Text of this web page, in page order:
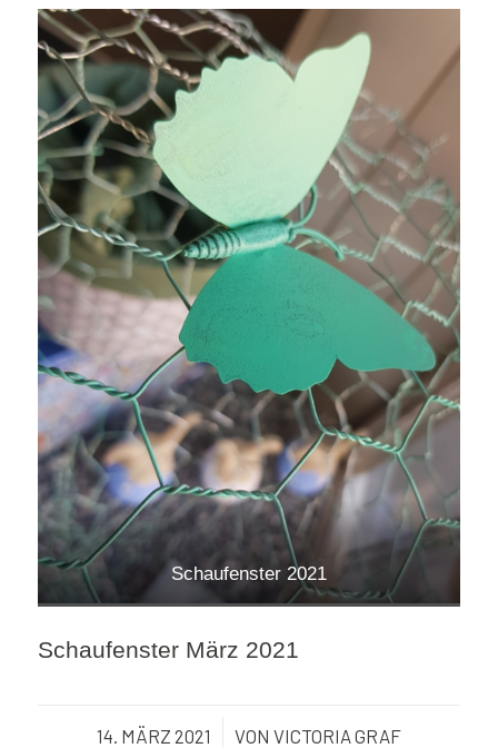
Schaufenster 2021
Schaufenster März 2021
14. MÄRZ 2021
/ VON VICTORIA GRAF